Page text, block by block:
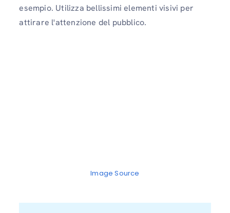
esempio. Utilizza bellissimi elementi visivi per
attirare l'attenzione del pubblico.
Image Source